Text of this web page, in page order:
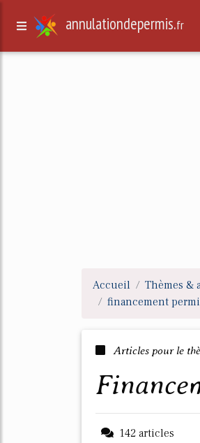
annulationdepermis.fr
Accueil Thèmes &
financement
Articles pour le
142 articles